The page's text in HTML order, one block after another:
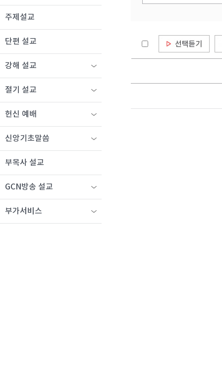
주제설교
단편 설교
강해 설교
절기 설교
헌신 예배
신앙기초말씀
부목사 설교
GCN방송 설교
부가서비스